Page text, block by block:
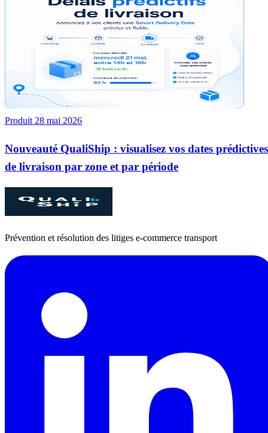
Produit 28 mai 2026
Nouveauté QualiShip : visualisez vos dates prédictives
de livraison par zone et par période
Prévention et résolution des litiges e‑commerce transport